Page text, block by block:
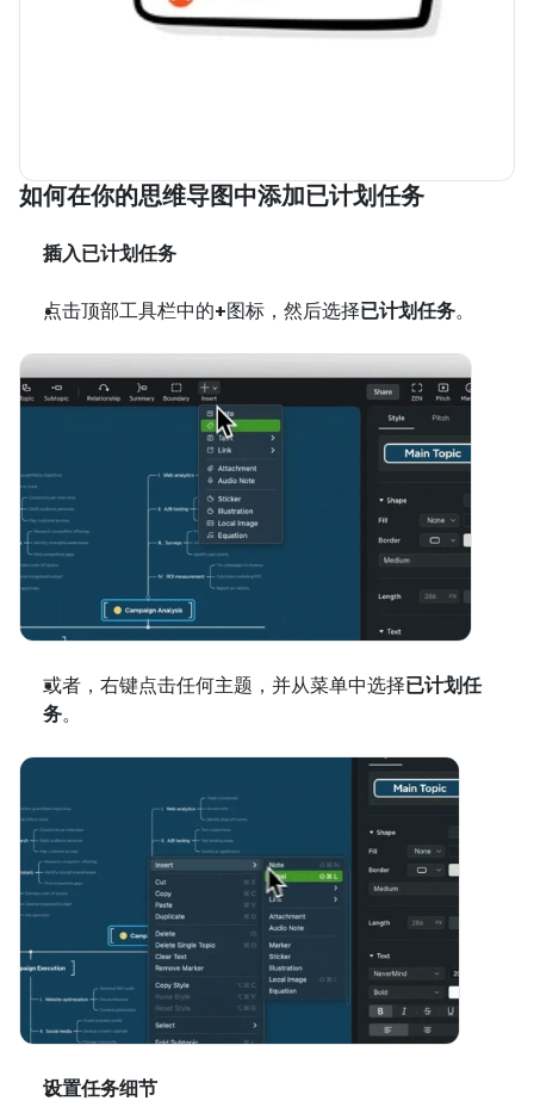
如何在你的思维导图中添加已计划任务
插入已计划任务
点击顶部工具栏中的+图标，然后选择已计划任务。
或者，右键点击任何主题，并从菜单中选择已计划任
务。
设置任务细节